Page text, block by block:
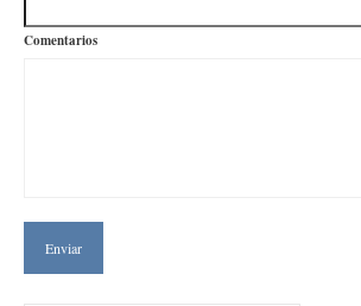
Comentarios